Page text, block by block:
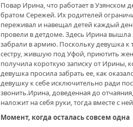
Повар Ирина, что работает в Узянском
братом Сережей. Их родителей
переживал и навещал детей каждый
провели в детдоме. Здесь Ирина вышла
забрали в армию. Поскольку девушка
сестру, жившую под Уфой, приютить
получила короткую записку от Ирины,
девушка просила забрать ее, как
девушку к себе исключительно ради
звонить.Ирина, доведенная до
наложит на себя руки, тогда вместе с
Момент, когда осталась совсем одна